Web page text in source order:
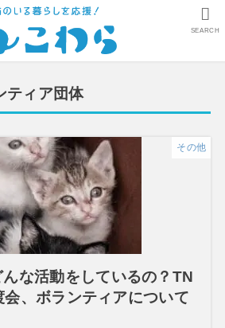
SEARCH
ティア団体
その他
な活動をしているの？TN
、ボランティアについて